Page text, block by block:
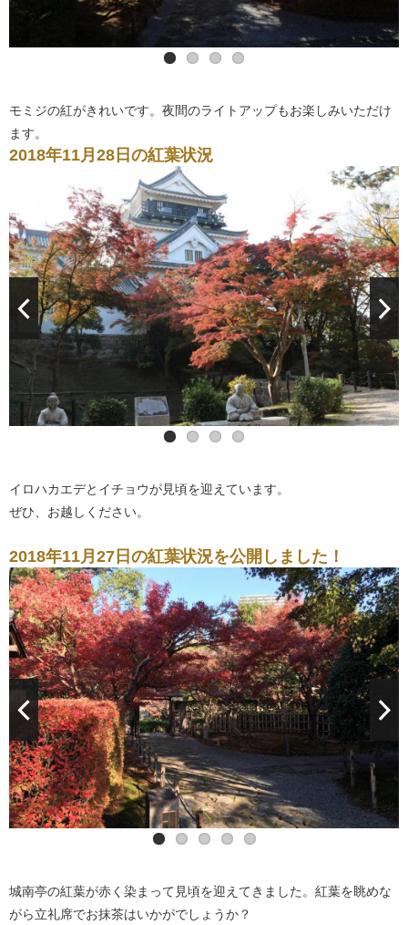
モミジの紅がきれいです。夜間のライトアップもお楽しみいただけ
ます。
2018年11月28日の紅葉状況
イロハカエデとイチョウが見頃を迎えています。
ぜひ、お越しください。
2018年11月27日の紅葉状況を公開しました！
城南亭の紅葉が赤く染まって見頃を迎えてきました。紅葉を眺めな
がら立礼席でお抹茶はいかがでしょうか？